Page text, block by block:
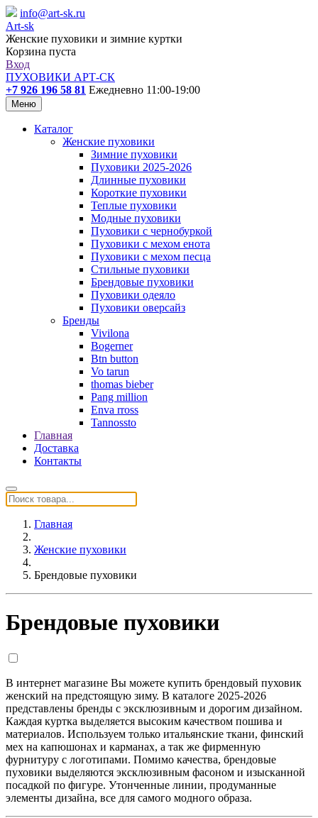
info@art-sk.ru
Art-sk
Женские пуховики и зимние куртки
Корзина пуста
Вход
ПУХОВИКИ АРТ-СК
+7 926 196 58 81 Ежедневно 11:00-19:00
Меню
Каталог
Женские пуховики
Зимние пуховики
Пуховики 2025-2026
Длинные пуховики
Короткие пуховики
Теплые пуховики
Модные пуховики
Пуховики с чернобуркой
Пуховики с мехом енота
Пуховики с мехом песца
Стильные пуховики
Брендовые пуховики
Пуховики одеяло
Пуховики оверсайз
Бренды
Vivilona
Bogerner
Btn button
Vo tarun
thomas bieber
Pang million
Enva rross
Tannossto
Главная
Доставка
Контакты
Главная
Женские пуховики
Брендовые пуховики
Брендовые пуховики
В интернет магазине Вы можете купить брендовый пуховик
женский на предстоящую зиму. В каталоге 2025-2026
представлены бренды с эксклюзивным и дорогим дизайном.
Каждая куртка выделяется высоким качеством пошива и
материалов. Используем только итальянские ткани, финский
мех на капюшонах и карманах, а так же фирменную
фурнитуру с логотипами. Помимо качества, брендовые
пуховики выделяются эксклюзивным фасоном и изысканной
посадкой по фигуре. Утонченные линии, продуманные
элементы дизайна, все для самого модного образа.